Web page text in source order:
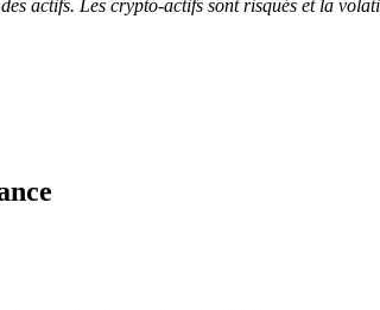
actifs. Les crypto-actifs sont risqués et la